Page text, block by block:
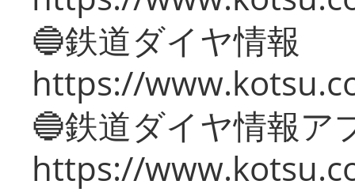
🔵鉄道ダイヤ情報
https://
🔵鉄道ダイヤ情報ア
https://